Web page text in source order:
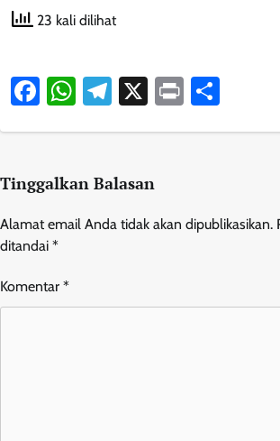
23 kali dilihat
Facebook
WhatsApp
Telegram
X Print
Tinggalkan Balasan
Alamat email Anda tidak akan dipublikasikan.
ditandai *
Komentar *